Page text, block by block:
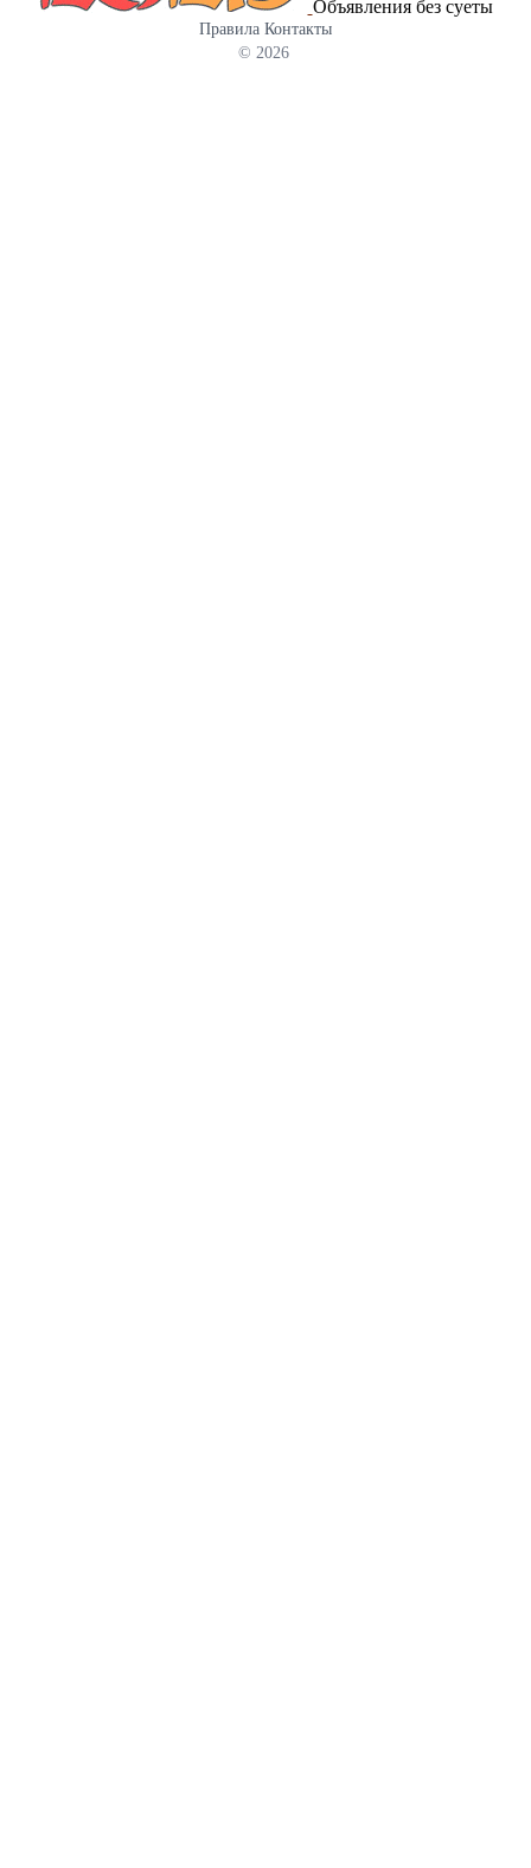
ТУ27.33.13-001-38226928-2024 и признаны годными для
эксплуатации. Страна изготовитель - Россия. Подробности по
Объявления без суеты
Правила Контакты
© 2026